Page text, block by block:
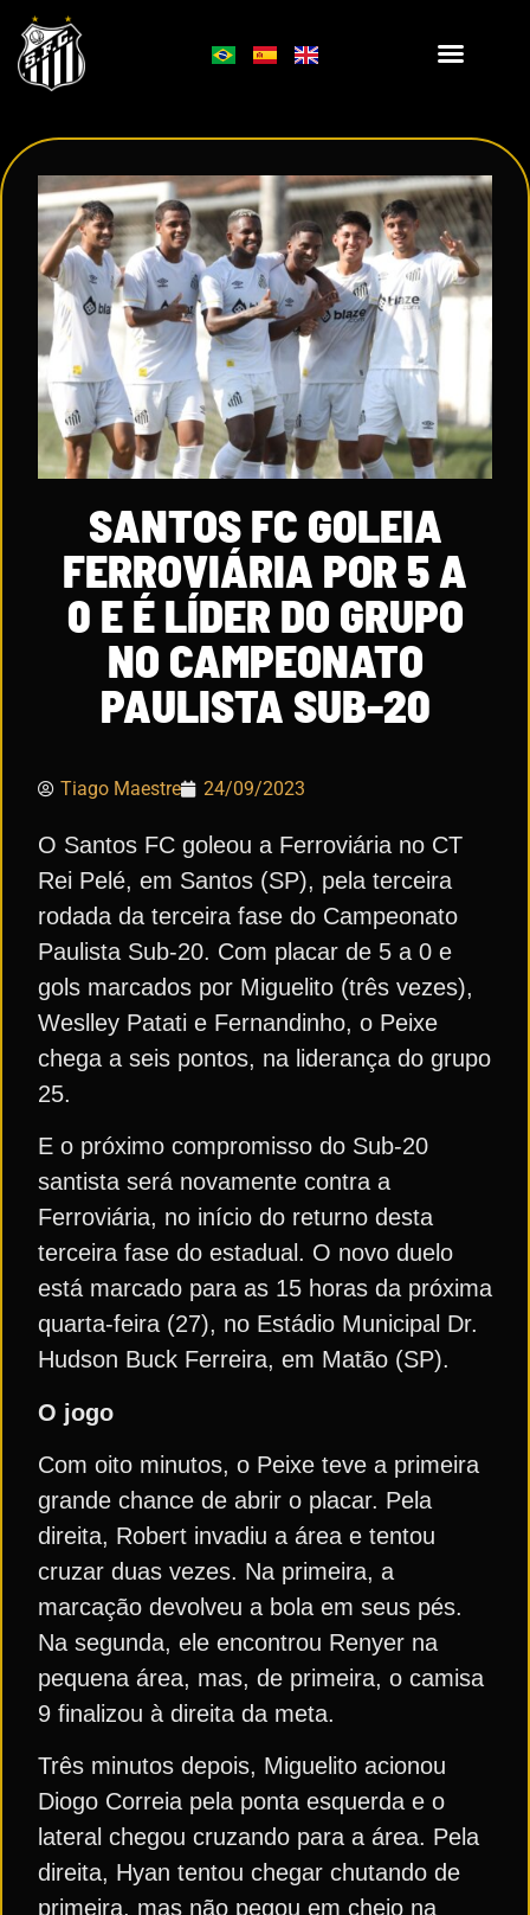
SANTOS FC GOLEIA
FERROVIÁRIA POR 5 A
0 E É LÍDER DO GRUPO
NO CAMPEONATO
PAULISTA SUB-20
Tiago Maestre 24/09/2023
O Santos FC goleou a Ferroviária no CT
Rei Pelé, em Santos (SP), pela terceira
rodada da terceira fase do Campeonato
Paulista Sub-20. Com placar de 5 a 0 e
gols marcados por Miguelito (três vezes),
Weslley Patati e Fernandinho, o Peixe
chega a seis pontos, na liderança do grupo
25.
E o próximo compromisso do Sub-20
santista será novamente contra a
Ferroviária, no início do returno desta
terceira fase do estadual. O novo duelo
está marcado para as 15 horas da próxima
quarta-feira (27), no Estádio Municipal Dr.
Hudson Buck Ferreira, em Matão (SP).
O jogo
Com oito minutos, o Peixe teve a primeira
grande chance de abrir o placar. Pela
direita, Robert invadiu a área e tentou
cruzar duas vezes. Na primeira, a
marcação devolveu a bola em seus pés.
Na segunda, ele encontrou Renyer na
pequena área, mas, de primeira, o camisa
9 finalizou à direita da meta.
Três minutos depois, Miguelito acionou
Diogo Correia pela ponta esquerda e o
lateral chegou cruzando para a área. Pela
direita, Hyan tentou chegar chutando de
primeira, mas não pegou em cheio na